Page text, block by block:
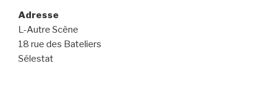
Adresse
L-Autre Scène
18 rue des Bateliers
Sélestat